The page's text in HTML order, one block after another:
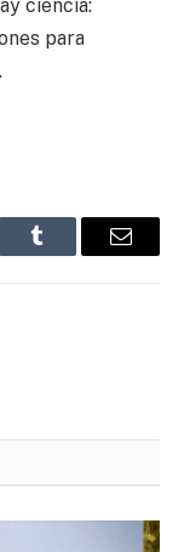
ciencia:
para
Tumblr Email